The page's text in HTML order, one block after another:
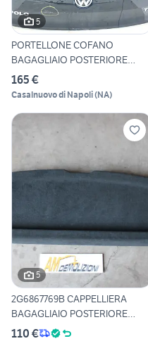
5
PORTELLONE COFANO
BAGAGLIAIO POSTERIORE
COMPLETO V
165 €
Casalnuovo di Napoli(NA)
5
2G6867769B CAPPELLIERA
BAGAGLIAIO POSTERIORE
VOLKS
110 €